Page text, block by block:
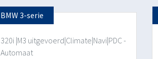
BMW 3-serie
320i |M3 uitgevoerd|Climate|Navi|PDC -
Automaat